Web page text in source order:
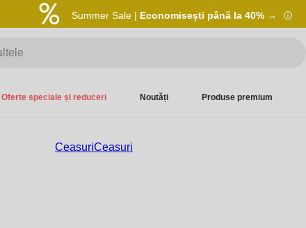
Summer Sale | Economisești până la 40% →
Oferte speciale și reduceri Noutăți Produse premium
CeasuriCeasuri